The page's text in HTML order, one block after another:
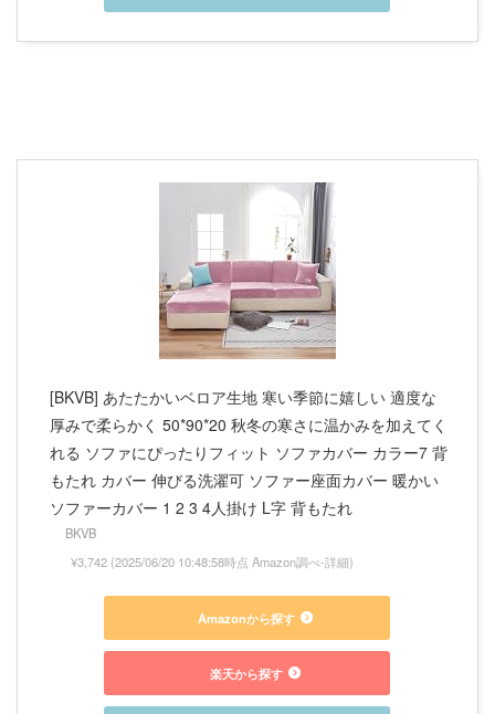
[BKVB] あたたかいベロア生地 寒い季節に嬉しい 適度な
厚みで柔らかく 50*90*20 秋冬の寒さに温かみを加えてく
れる ソファにぴったりフィット ソファカバー カラー7 背
もたれ カバー 伸びる洗濯可 ソファー座面カバー 暖かい
ソファーカバー 1 2 3 4人掛け L字 背もたれ
BKVB
¥3,742 (2025/06/20 10:48:58時点 Amazon調べ-詳細)
Amazonから探す
楽天から探す